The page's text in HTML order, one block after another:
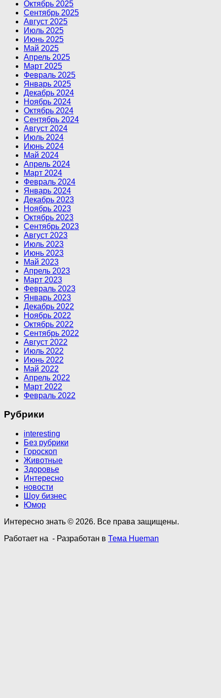
Октябрь 2025
Сентябрь 2025
Август 2025
Июль 2025
Июнь 2025
Май 2025
Апрель 2025
Март 2025
Февраль 2025
Январь 2025
Декабрь 2024
Ноябрь 2024
Октябрь 2024
Сентябрь 2024
Август 2024
Июль 2024
Июнь 2024
Май 2024
Апрель 2024
Март 2024
Февраль 2024
Январь 2024
Декабрь 2023
Ноябрь 2023
Октябрь 2023
Сентябрь 2023
Август 2023
Июль 2023
Июнь 2023
Май 2023
Апрель 2023
Март 2023
Февраль 2023
Январь 2023
Декабрь 2022
Ноябрь 2022
Октябрь 2022
Сентябрь 2022
Август 2022
Июль 2022
Июнь 2022
Май 2022
Апрель 2022
Март 2022
Февраль 2022
Рубрики
interesting
Без рубрики
Гороскоп
Животные
Здоровье
Интересно
новости
Шоу бизнес
Юмор
Интересно знать © 2026. Все права защищены.
Работает на - Разработан в Тема Hueman